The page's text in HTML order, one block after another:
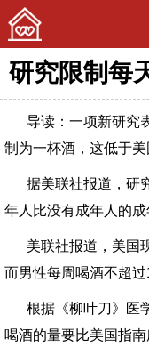
首页
美文
宠物
问答
研究限制每
导读：一项新研究
制为一杯酒，这低于美
据美联社报道，研
年人比没有成年人的成
美联社报道，美国
而男性每周喝酒不超过
根据《柳叶刀》医
喝酒的量要比美国指